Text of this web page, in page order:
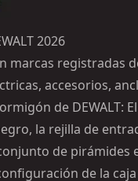
2026
marcas registradas
accesorios,
de DEWALT:
la rejilla de
de pirámides
de la